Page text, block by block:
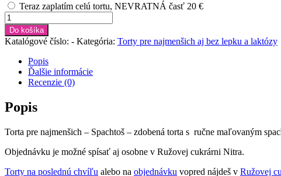
Teraz zaplatím celú tortu, NEVRATNÁ časť 20 €
množstvo
Torta
Spachtoš
č.6
ružová
Do košíka
Katalógové číslo: - Kategória: Torty pre najmenšich aj bez lepku a laktózy
Popis
Ďalšie informácie
Recenzie (0)
Popis
Torta pre najmenšich – Spachtoš – zdobená torta s ručne maľovaným
Objednávku je možné spísať aj osobne v Ružovej cukrárni Nitra.
Torty na poslednú chvíľu alebo na objednávku vopred nájdeš v Ružovej